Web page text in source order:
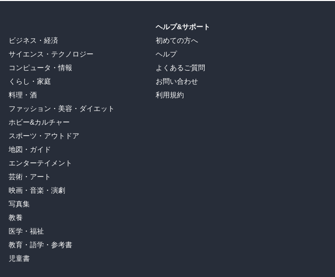
ビジネス・経済
サイエンス・テクノロジー
コンピュータ・情報
くらし・家庭
料理・酒
ファッション・美容・ダイエット
ホビー&カルチャー
スポーツ・アウトドア
地図・ガイド
エンターテイメント
芸術・アート
映画・音楽・演劇
写真集
教養
医学・福祉
教育・語学・参考書
児童書
ヘルプ&サポート
初めての方へ
ヘルプ
よくあるご質問
お問い合わせ
利用規約